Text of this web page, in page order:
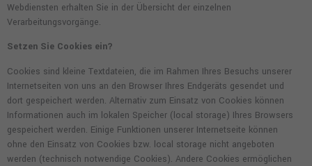
Webdiensten erhalten Sie in der Übersicht der einzelnen
Verarbeitungsvorgänge.
Setzen Sie Cookies ein?
Cookies sind kleine Textdateien, die im Rahmen Ihres Besuchs unserer
Internetseiten von uns an den Browser Ihres Endgeräts gesendet und
dort gespeichert werden. Alternativ zum Einsatz von Cookies können
Informationen auch im lokalen Speicher (local storage) Ihres Browsers
gespeichert werden. Einige Funktionen unserer Internetseite können
ohne den Einsatz von Cookies bzw. local storage nicht angeboten
werden (technisch notwendige Cookies). Andere Cookies ermöglichen